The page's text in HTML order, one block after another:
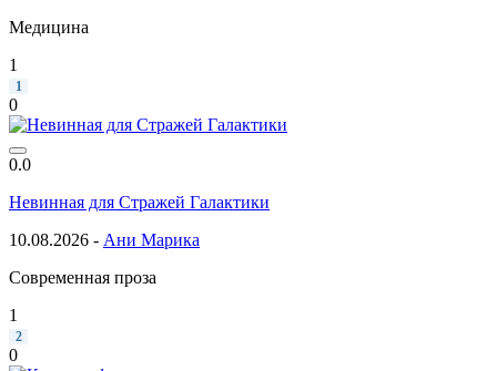
Медицина
1
1
0
0.0
Невинная для Стражей Галактики
10.08.2026 - Ани Марика
Современная проза
1
2
0